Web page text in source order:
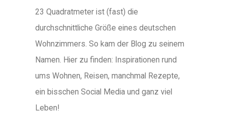
23 Quadratmeter ist (fast) die
durchschnittliche Größe eines deutschen
Wohnzimmers. So kam der Blog zu seinem
Namen. Hier zu finden: Inspirationen rund
ums Wohnen, Reisen, manchmal Rezepte,
ein bisschen Social Media und ganz viel
Leben!